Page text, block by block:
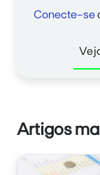
Conecte-se
Artigos